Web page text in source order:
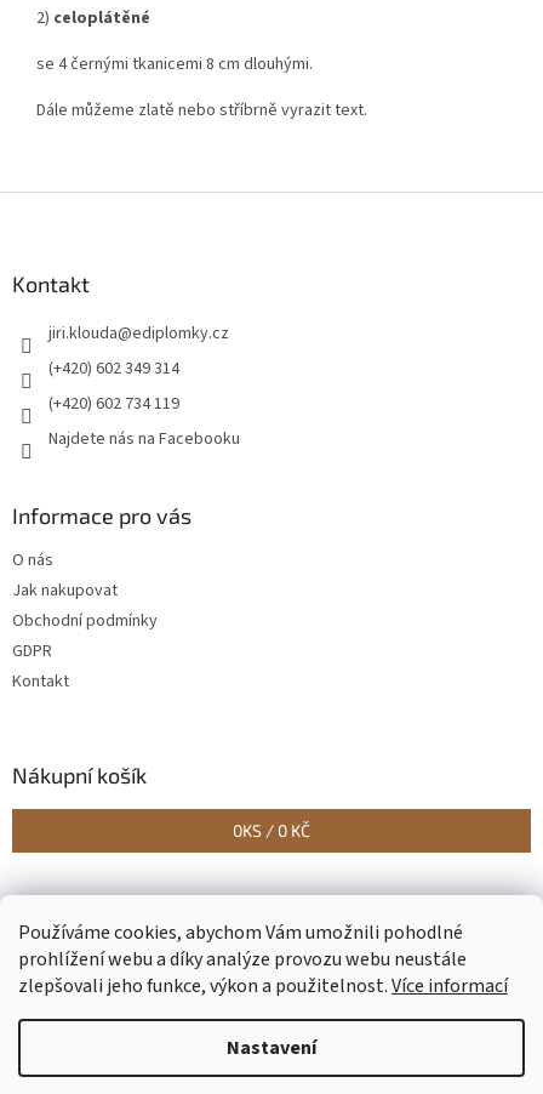
Používáme cookies, abychom Vám umožnili pohodlné
prohlížení webu a díky analýze provozu webu neustále
zlepšovali jeho funkce, výkon a použitelnost.Více informací
Nastavení
2) celoplátěné
se 4 černými tkanicemi 8 cm dlouhými.
Dále můžeme zlatě nebo stříbrně vyrazit text.
Kontakt
jiri.klouda@ediplomky.cz
(+420) 602 349 314
(+420) 602 734 119
Najdete nás na Facebooku
Informace pro vás
O nás
Jak nakupovat
Obchodní podmínky
GDPR
Kontakt
Nákupní košík
0KS / 0 KČ